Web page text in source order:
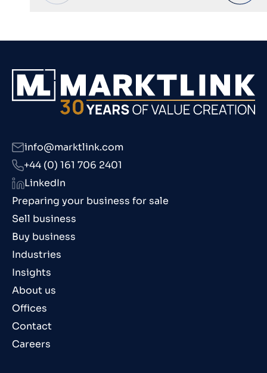
Preparing your business for sale
Sell business
Buy business
Industries
Insights
About us
Offices
Contact
Careers
info@marktlink.com
+44 (0) 161 706 2401
LinkedIn